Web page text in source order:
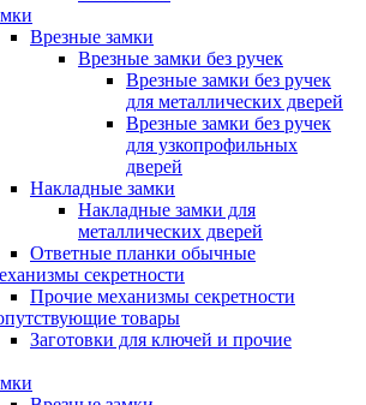
Врезные замки
Врезные замки без ручек
Врезные замки без ручек
для металлических дверей
Врезные замки без ручек
для узкопрофильных
дверей
Накладные замки
Накладные замки для
металлических дверей
Ответные планки обычные
секретности
Прочие механизмы секретности
товары
Заготовки для ключей и прочие